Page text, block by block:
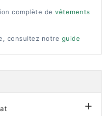
complète de vêtements
consultez notre guide
